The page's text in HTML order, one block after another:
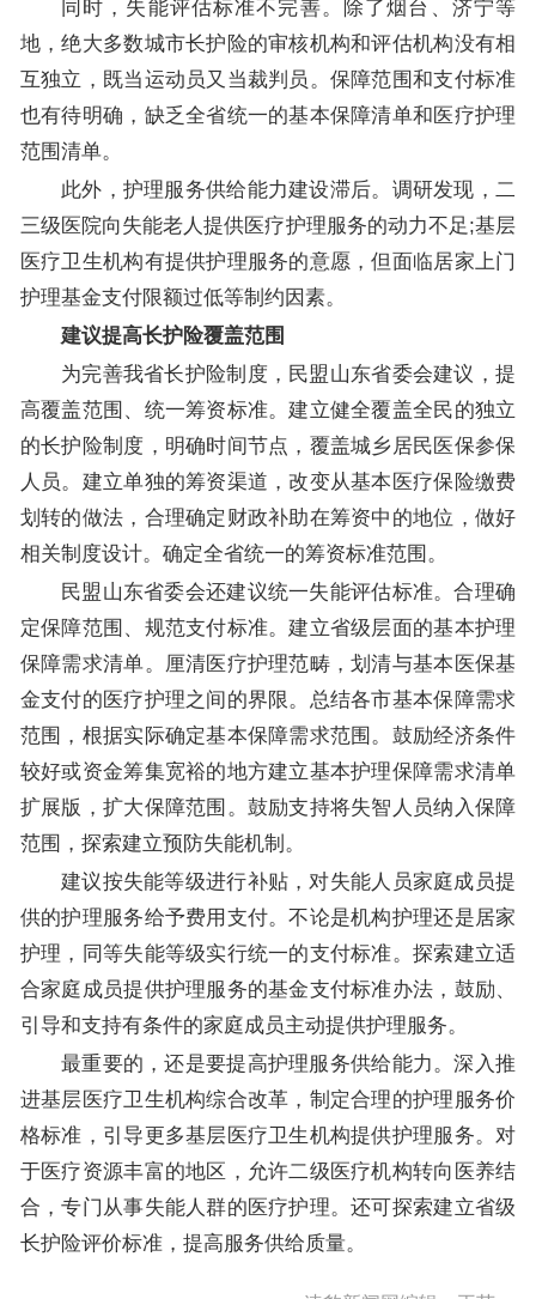
同时，失能评估标准不完善。除了烟台、济宁等
地，绝大多数城市长护险的审核机构和评估机构没有相
互独立，既当运动员又当裁判员。保障范围和支付标准
也有待明确，缺乏全省统一的基本保障清单和医疗护理
范围清单。
此外，护理服务供给能力建设滞后。调研发现，二
三级医院向失能老人提供医疗护理服务的动力不足;基层
医疗卫生机构有提供护理服务的意愿，但面临居家上门
护理基金支付限额过低等制约因素。
建议提高长护险覆盖范围
为完善我省长护险制度，民盟山东省委会建议，提
高覆盖范围、统一筹资标准。建立健全覆盖全民的独立
的长护险制度，明确时间节点，覆盖城乡居民医保参保
人员。建立单独的筹资渠道，改变从基本医疗保险缴费
划转的做法，合理确定财政补助在筹资中的地位，做好
相关制度设计。确定全省统一的筹资标准范围。
民盟山东省委会还建议统一失能评估标准。合理确
定保障范围、规范支付标准。建立省级层面的基本护理
保障需求清单。厘清医疗护理范畴，划清与基本医保基
金支付的医疗护理之间的界限。总结各市基本保障需求
范围，根据实际确定基本保障需求范围。鼓励经济条件
较好或资金筹集宽裕的地方建立基本护理保障需求清单
扩展版，扩大保障范围。鼓励支持将失智人员纳入保障
范围，探索建立预防失能机制。
建议按失能等级进行补贴，对失能人员家庭成员提
供的护理服务给予费用支付。不论是机构护理还是居家
护理，同等失能等级实行统一的支付标准。探索建立适
合家庭成员提供护理服务的基金支付标准办法，鼓励、
引导和支持有条件的家庭成员主动提供护理服务。
最重要的，还是要提高护理服务供给能力。深入推
进基层医疗卫生机构综合改革，制定合理的护理服务价
格标准，引导更多基层医疗卫生机构提供护理服务。对
于医疗资源丰富的地区，允许二级医疗机构转向医养结
合，专门从事失能人群的医疗护理。还可探索建立省级
长护险评价标准，提高服务供给质量。